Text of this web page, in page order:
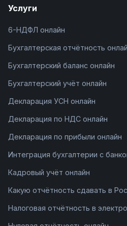
Услуги
6-НДФЛ онлайн
Бухгалтерская отчётность
Бухгалтерский баланс онлайн
Бухгалтерский учёт онлайн
Декларация УСН онлайн
Декларация по НДС онлайн
Декларация по прибыли онлайн
Интеграция бухгалтерии с
Кадровый учёт онлайн
Какую отчётность сдавать в
Налоговая отчётность в